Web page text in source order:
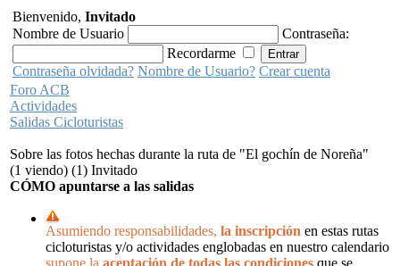
Bienvenido, Invitado
Nombre de Usuario
Contraseña:
Recordarme
Contraseña olvidada? Nombre de Usuario? Crear cuenta
Foro ACB
Actividades
Salidas Cicloturistas
Sobre las fotos hechas durante la ruta de "El gochín de Noreña"
(1 viendo) (1) Invitado
CÓMO apuntarse a las salidas
Asumiendo responsabilidades, la inscripción en estas rutas
cicloturistas y/o actividades englobadas en nuestro calendario
supone la aceptación de todas las condiciones que se